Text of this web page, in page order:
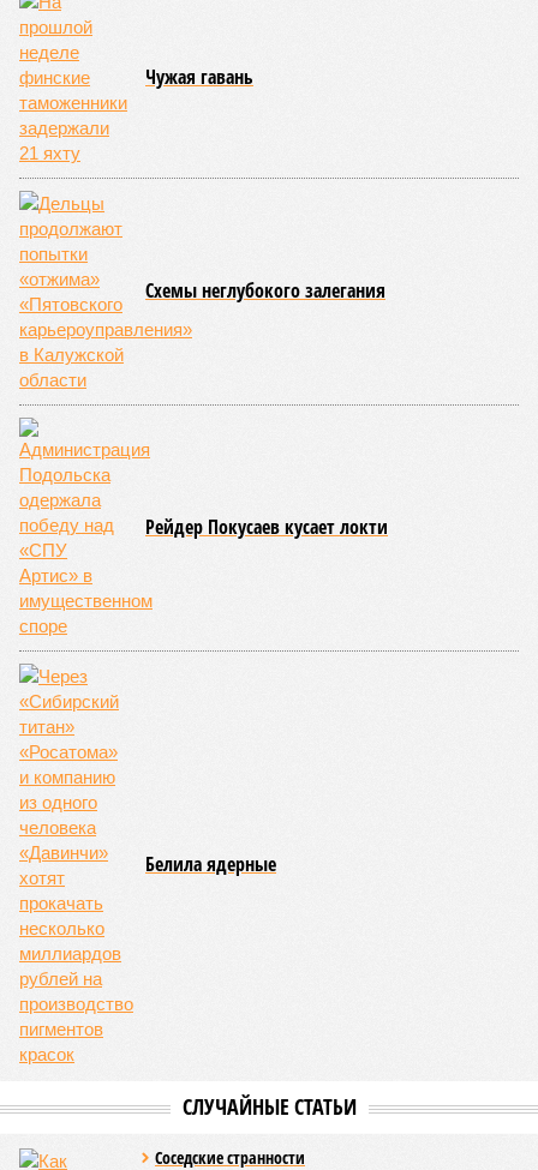
Чужая гавань
Схемы неглубокого залегания
Рейдер Покусаев кусает локти
Белила ядерные
СЛУЧАЙНЫЕ СТАТЬИ
Соседские странности